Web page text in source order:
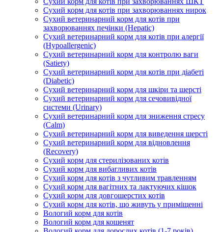
Сухий корм для котів при захворюваннях нирок
Сухий ветеринарний корм для котів при
захворюваннях печінки (Hepatic)
Сухий ветеринарний корм для котів при алергії
(Hypoallergenic)
Сухий ветеринарний корм для контролю ваги
(Satiety)
Сухий ветеринарний корм для котів при діабеті
(Diabetic)
Сухий ветеринарний корм для шкіри та шерсті
Сухий ветеринарний корм для сечовивідної
системи (Urinary)
Сухий ветеринарний корм для зниження стресу
(Calm)
Сухий ветеринарний корм для виведення шерсті
Сухий ветеринарний корм для відновлення
(Recovery)
Сухий корм для стерилізованих котів
Сухий корм для вибагливих котів
Сухий корм для котів з чутливим травленням
Сухий корм для вагітних та лактуючих кішок
Сухий корм для довгошерстих котів
Сухий корм для котів, що живуть у приміщенні
Вологий корм для котів
Вологий корм для кошенят